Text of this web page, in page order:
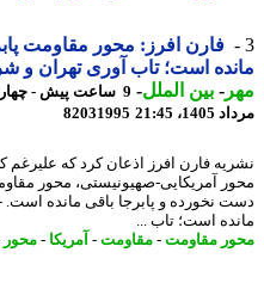
فارن افرز: محور مقاومت پابرجا
است؛ تاب آوری تهران و
-بین الملل-
21:45
82031995
فارن افرز اذعان کرد که علیرغم
آمریکایی-صهیونیستی، محور مقاومت
نخورده و پابرجا باقی مانده است. -
است؛ تاب ...
مقاومت-مقاومت-آمریکا- محور-